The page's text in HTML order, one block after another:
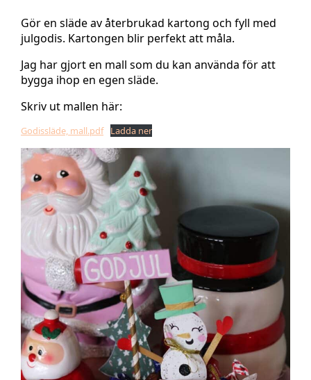
Gör en släde av återbrukad kartong och fyll med
julgodis. Kartongen blir perfekt att måla.
Jag har gjort en mall som du kan använda för att
bygga ihop en egen släde.
Skriv ut mallen här:
Godissläde, mall.pdf Ladda ner